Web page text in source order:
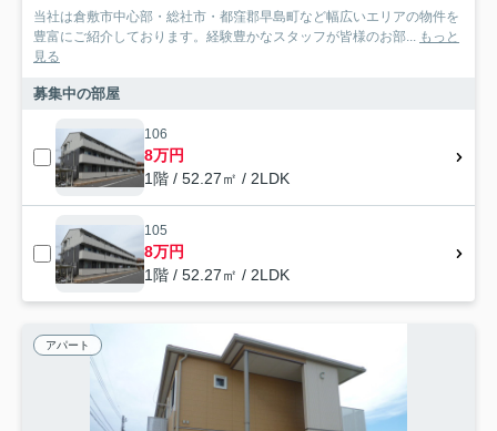
当社は倉敷市中心部・総社市・都窪郡早島町など幅広いエリアの物件を
豊富にご紹介しております。経験豊かなスタッフが皆様のお部... もっと
見る
募集中の部屋
106
8万円
1階 / 52.27㎡ / 2LDK
105
8万円
1階 / 52.27㎡ / 2LDK
アパート